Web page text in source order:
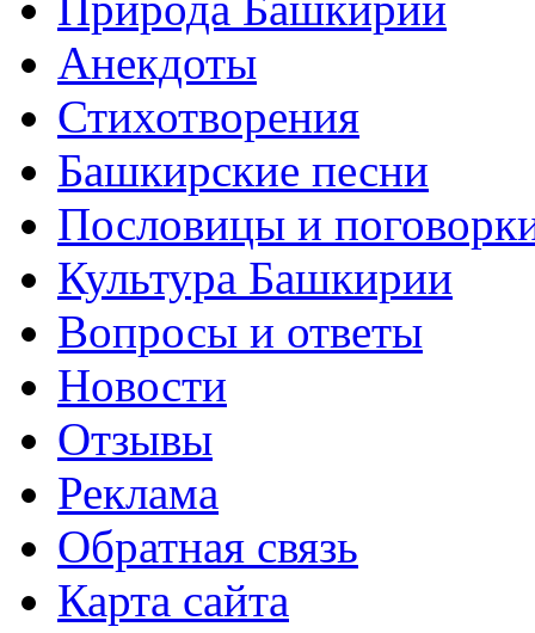
Анекдоты
Стихотворения
Башкирские песни
Пословицы и
Культура Башкирии
Вопросы и ответы
Новости
Отзывы
Реклама
Обратная связь
Карта сайта